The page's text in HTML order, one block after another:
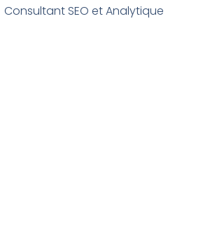
Consultant SEO et Analytique